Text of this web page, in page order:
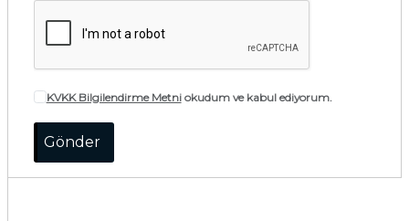
KVKK Bilgilendirme Metniokudum ve kabul ediyorum.